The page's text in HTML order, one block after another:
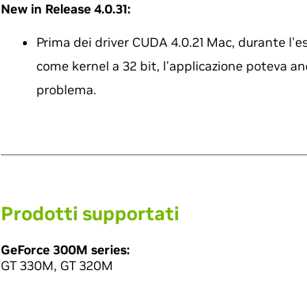
New in Release 4.0.31:
Prima dei driver CUDA 4.0.21 Mac, durante
come kernel a 32 bit, l'applicazione poteva
problema.
Prodotti supportati
GeForce 300M series:
GT 330M, GT 320M